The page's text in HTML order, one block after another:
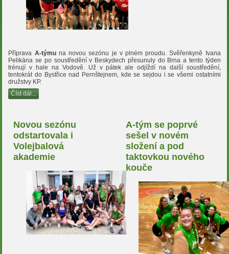
Příprava A-týmuna novou sezónu je v plném proudu. Svěřenkyně Ivana
Pelikána se po soustředění v Beskydech přesunuly do Brna a tento týden
trénují v hale na Vodově. Už v pátek ale odjíždí na další soustředění,
tentokrát do Bystřice nad Pernštejnem, kde se sejdou i se všemi ostatními
družstvy KP.
Číst dál...
Novou sezónu
odstartovala i
Volejbalová
akademie
A-tým se poprvé
sešel v novém
složení a pod
taktovkou nového
kouče